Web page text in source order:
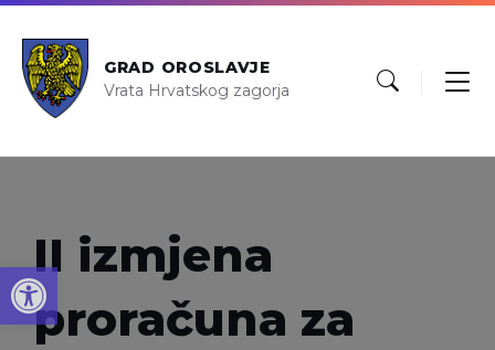
Open toolbar
GRAD OROSLAVJE
Vrata Hrvatskog zagorja
II izmjena
proračuna za